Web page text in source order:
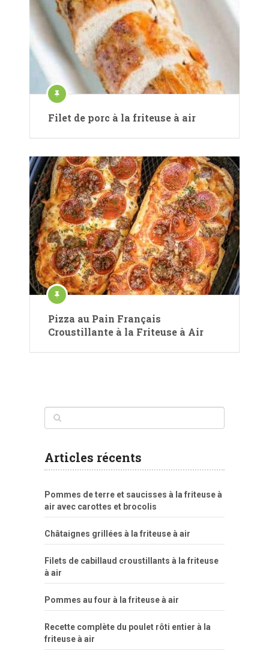
Filet de porc à la friteuse à air
Pizza au Pain Français
Croustillante à la Friteuse à Air
Articles récents
Pommes de terre et saucisses à la friteuse à
air avec carottes et brocolis
Châtaignes grillées à la friteuse à air
Filets de cabillaud croustillants à la friteuse
à air
Pommes au four à la friteuse à air
Recette complète du poulet rôti entier à la
friteuse à air